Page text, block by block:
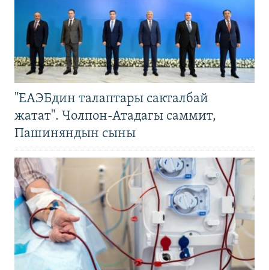
"ЕАЭБдин талаптары сакталбай
жатат". Чолпон-Атадагы саммит,
Пашиняндын сыны